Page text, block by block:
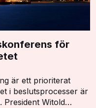
för
är ett prioriterat
i beslutsprocesser är
President Witold